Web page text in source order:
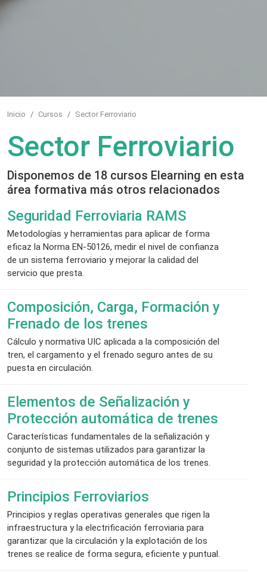
Inicio Cursos Sector Ferroviario
Sector Ferroviario
Disponemos de 18 cursos Elearning en esta
área formativa más otros relacionados
Seguridad Ferroviaria RAMS
Metodologías y herramientas para aplicar de forma
eficaz la Norma EN-50126, medir el nivel de confianza
de un sistema ferroviario y mejorar la calidad del
servicio que presta.
Composición, Carga, Formación y
Frenado de los trenes
Cálculo y normativa UIC aplicada a la composición del
tren, el cargamento y el frenado seguro antes de su
puesta en circulación.
Elementos de Señalización y
Protección automática de trenes
Características fundamentales de la señalización y
conjunto de sistemas utilizados para garantizar la
seguridad y la protección automática de los trenes.
Principios Ferroviarios
Principios y reglas operativas generales que rigen la
infraestructura y la electrificación ferroviaria para
garantizar que la circulación y la explotación de los
trenes se realice de forma segura, eficiente y puntual.